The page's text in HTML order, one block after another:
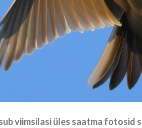
viimsilasi üles saatma